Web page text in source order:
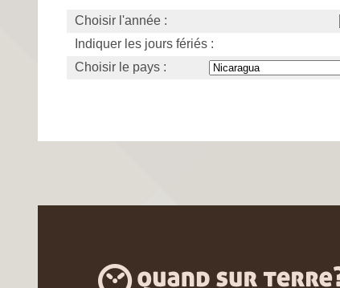
Choisir l'année :
Indiquer les jours fériés :
Choisir le pays :